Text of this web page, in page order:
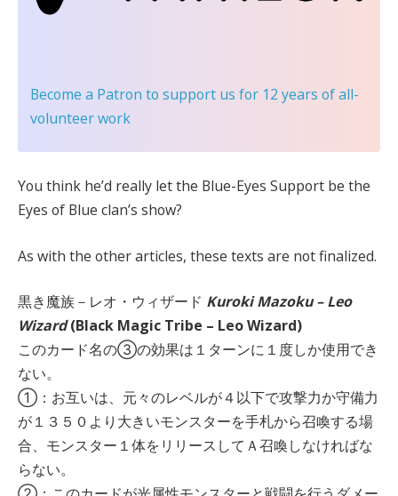
Become a Patron to support us for 12 years of all-
volunteer work
You think he’d really let the Blue-Eyes Support be the
Eyes of Blue clan’s show?
As with the other articles, these texts are not finalized.
黒き魔族－レオ・ウィザード Kuroki Mazoku – Leo
Wizard(Black Magic Tribe – Leo Wizard)
このカード名の③の効果は１ターンに１度しか使用でき
ない。
①：お互いは、元々のレベルが４以下で攻撃力か守備力
が１３５０より大きいモンスターを手札から召喚する場
合、モンスター１体をリリースしてＡ召喚しなければな
らない。